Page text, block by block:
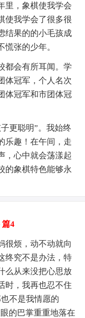
里，象棋使我学会
我学会了很多很
结果的的小毛孩成
张的少年。
都会有所耳闻。学
体冠军，个人名次
体冠军和市团体冠
更聪明”。我始终
乐趣！在午间，走
，心中就会荡漾起
的象棋特色能够永
篇4
很烦，动不动就向
终究不是办法，特
么从来没把心思放
时，我再也忍不住
不是我情愿的
的巴掌重重地落在